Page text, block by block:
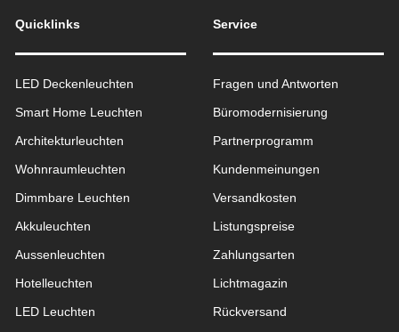
Quicklinks
LED Deckenleuchten
Smart Home Leuchten
Architekturleuchten
Wohnraum­leuchten
Dimmbare Leuchten
Akkuleuchten
Aussen­leuchten
Hotelleuchten
LED Leuchten
Service
Fragen und Antworten
Büromodernisierung
Partnerprogramm
Kundenmeinungen
Versandkosten
Listungspreise
Zahlungsarten
Lichtmagazin
Rückversand